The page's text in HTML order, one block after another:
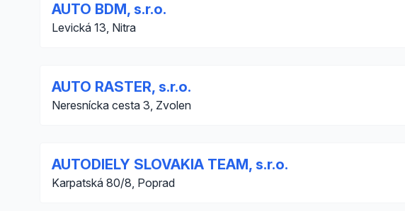
AUTO BDM, s.r.o.
Levická 13, Nitra
AUTO RASTER, s.r.o.
Neresnícka cesta 3, Zvolen
AUTODIELY SLOVAKIA TEAM, s.r.o.
Karpatská 80/8, Poprad